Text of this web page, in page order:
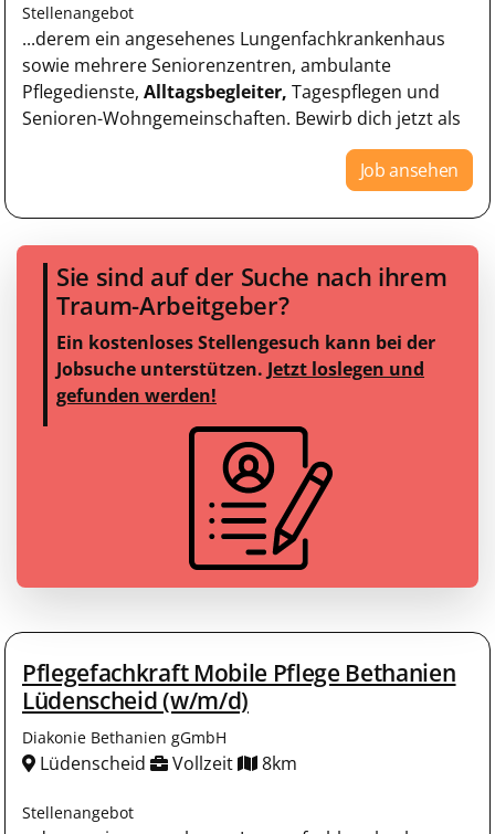
Stellenangebot
...derem ein angesehenes Lungenfachkrankenhaus
sowie mehrere Seniorenzentren, ambulante
Pflegedienste, Alltagsbegleiter, Tagespflegen und
Senioren-Wohngemeinschaften. Bewirb dich jetzt als
Job ansehen
Sie sind auf der Suche nach ihrem
Traum-Arbeitgeber?
Ein kostenloses Stellengesuch kann bei der
Jobsuche unterstützen. Jetzt loslegen und
gefunden werden!
Pflegefachkraft Mobile Pflege Bethanien
Lüdenscheid (w/m/d)
Diakonie Bethanien gGmbH
Lüdenscheid Vollzeit 8km
Stellenangebot